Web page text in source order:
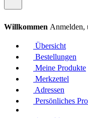
Willkommen Anmelden,
Übersicht
Bestellungen
Meine Produkte
Merkzettel
Adressen
Persönliches